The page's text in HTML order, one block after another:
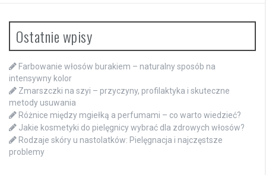
Ostatnie wpisy
Farbowanie włosów burakiem – naturalny sposób na
intensywny kolor
Zmarszczki na szyi – przyczyny, profilaktyka i skuteczne
metody usuwania
Różnice między mgiełką a perfumami – co warto wiedzieć?
Jakie kosmetyki do pielęgnicy wybrać dla zdrowych włosów?
Rodzaje skóry u nastolatków: Pielęgnacja i najczęstsze
problemy